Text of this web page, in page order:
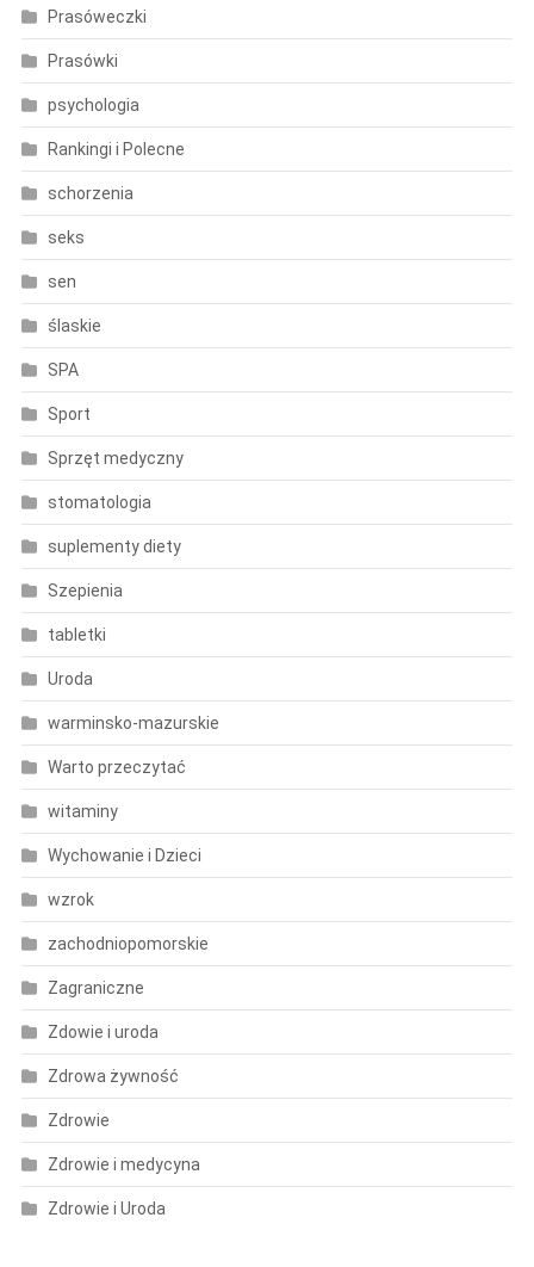
Prasóweczki
Prasówki
psychologia
Rankingi i Polecne
schorzenia
seks
sen
ślaskie
SPA
Sport
Sprzęt medyczny
stomatologia
suplementy diety
Szepienia
tabletki
Uroda
warminsko-mazurskie
Warto przeczytać
witaminy
Wychowanie i Dzieci
wzrok
zachodniopomorskie
Zagraniczne
Zdowie i uroda
Zdrowa żywność
Zdrowie
Zdrowie i medycyna
Zdrowie i Uroda